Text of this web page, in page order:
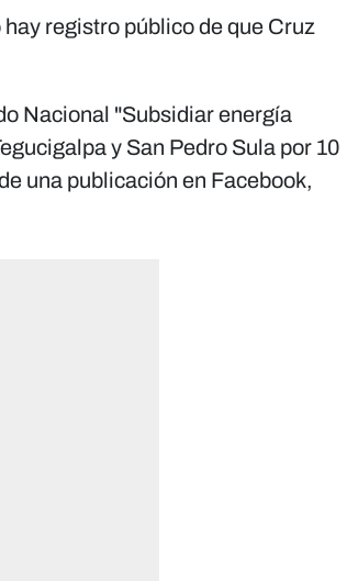
registro público de que Cruz
Nacional "Subsidiar energía
y San Pedro Sula por 10
una publicación en Facebook,